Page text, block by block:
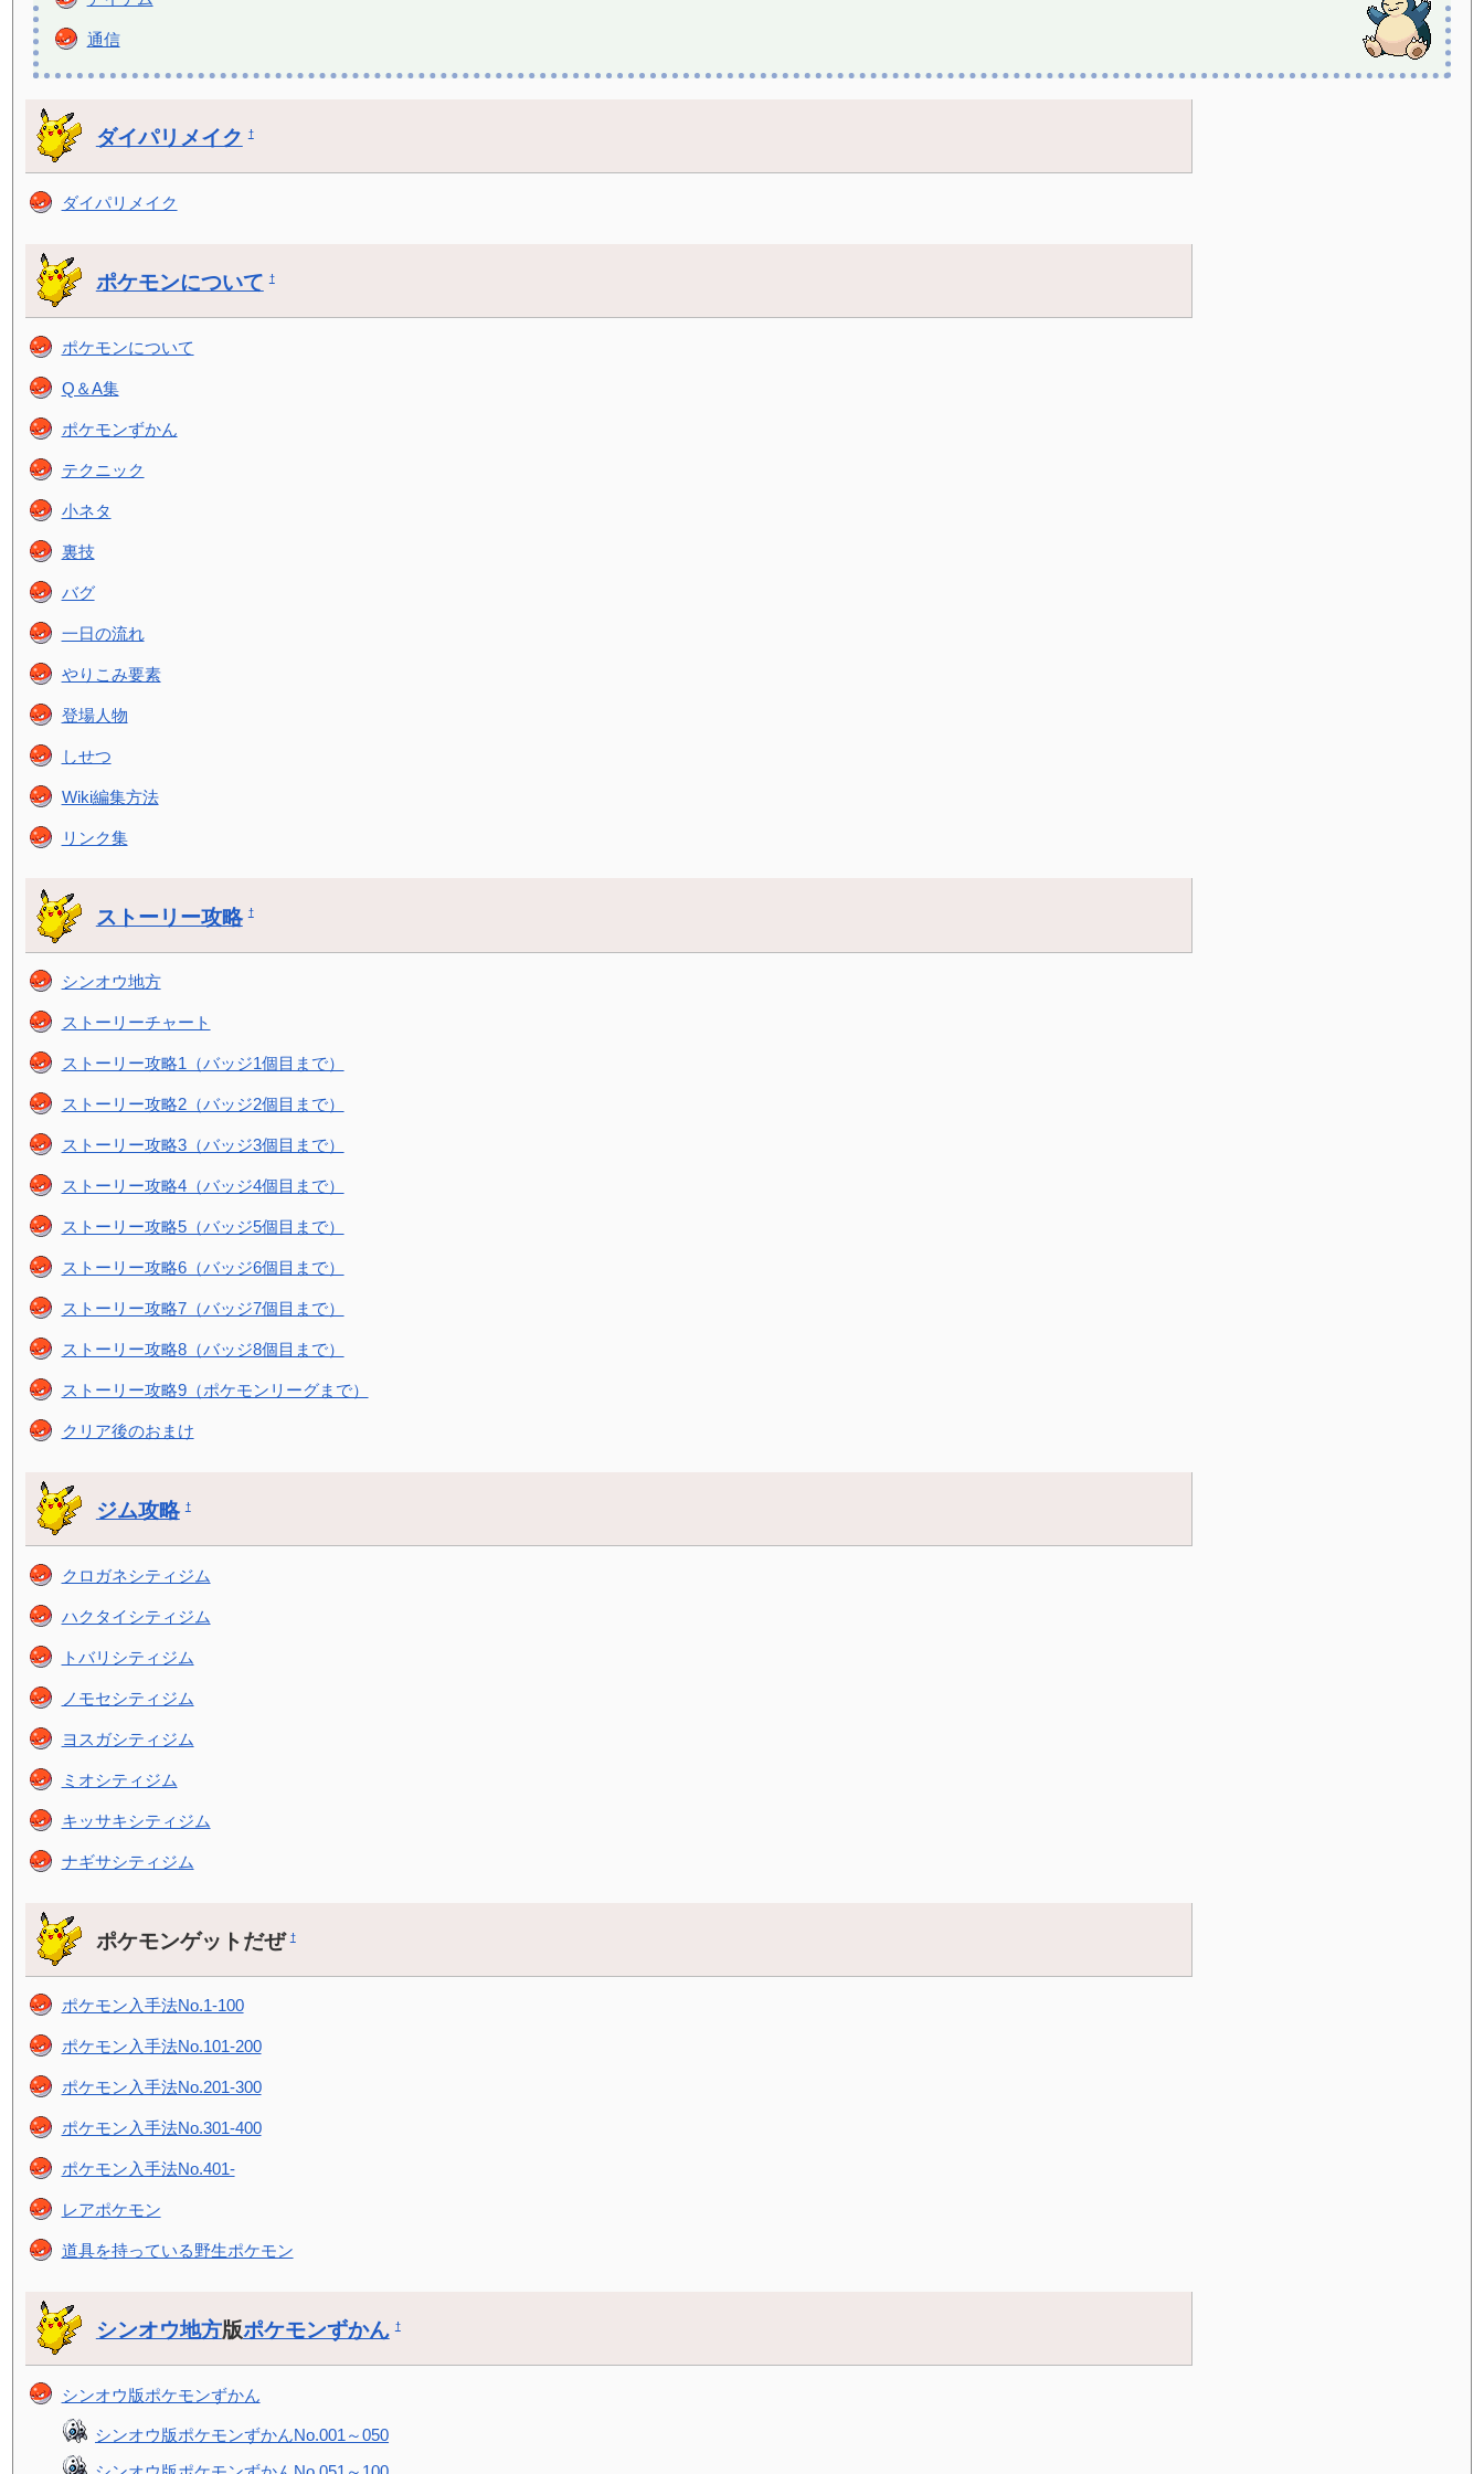
通信
ダイパリメイク †
ダイパリメイク
ポケモンについて †
ポケモンについて
Q＆A集
ポケモンずかん
テクニック
小ネタ
裏技
バグ
一日の流れ
やりこみ要素
登場人物
しせつ
Wiki編集方法
リンク集
ストーリー攻略 †
シンオウ地方
ストーリーチャート
ストーリー攻略1（バッジ1個目まで）
ストーリー攻略2（バッジ2個目まで）
ストーリー攻略3（バッジ3個目まで）
ストーリー攻略4（バッジ4個目まで）
ストーリー攻略5（バッジ5個目まで）
ストーリー攻略6（バッジ6個目まで）
ストーリー攻略7（バッジ7個目まで）
ストーリー攻略8（バッジ8個目まで）
ストーリー攻略9（ポケモンリーグまで）
クリア後のおまけ
ジム攻略 †
クロガネシティジム
ハクタイシティジム
トバリシティジム
ノモセシティジム
ヨスガシティジム
ミオシティジム
キッサキシティジム
ナギサシティジム
ポケモンゲットだぜ†
ポケモン入手法No.1-100
ポケモン入手法No.101-200
ポケモン入手法No.201-300
ポケモン入手法No.301-400
ポケモン入手法No.401-
レアポケモン
道具を持っている野生ポケモン
シンオウ地方版ポケモンずかん †
シンオウ版ポケモンずかん
シンオウ版ポケモンずかんNo.001～050